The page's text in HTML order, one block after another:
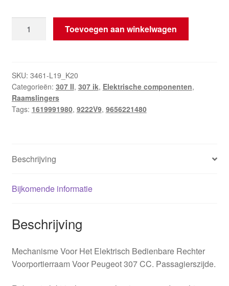
Raammechanisme
CC
9656221480
9222V9
aantal
Toevoegen aan winkelwagen
SKU: 3461-L19_K20
Categorieën: 307 II, 307 ik, Elektrische componenten,
Raamslingers
Tags: 1619991980, 9222V9, 9656221480
Beschrijving
Bijkomende informatie
Beschrijving
Mechanisme Voor Het Elektrisch Bedienbare Rechter
Voorportierraam Voor Peugeot 307 CC. Passagierszijde.